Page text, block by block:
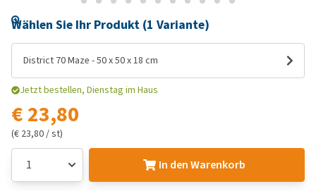
Wählen Sie Ihr Produkt (1 Variante)
District 70 Maze - 50 x 50 x 18 cm
Jetzt bestellen, Dienstag im Haus
€ 23,80
(€ 23,80 / st)
In den Warenkorb